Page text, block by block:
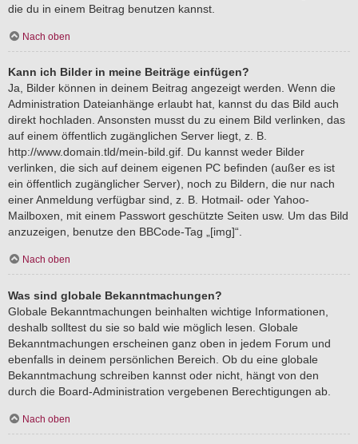
die du in einem Beitrag benutzen kannst.
Nach oben
Kann ich Bilder in meine Beiträge einfügen?
Ja, Bilder können in deinem Beitrag angezeigt werden. Wenn die
Administration Dateianhänge erlaubt hat, kannst du das Bild auch
direkt hochladen. Ansonsten musst du zu einem Bild verlinken, das
auf einem öffentlich zugänglichen Server liegt, z. B.
http://www.domain.tld/mein-bild.gif. Du kannst weder Bilder
verlinken, die sich auf deinem eigenen PC befinden (außer es ist
ein öffentlich zugänglicher Server), noch zu Bildern, die nur nach
einer Anmeldung verfügbar sind, z. B. Hotmail- oder Yahoo-
Mailboxen, mit einem Passwort geschützte Seiten usw. Um das Bild
anzuzeigen, benutze den BBCode-Tag „[img]“.
Nach oben
Was sind globale Bekanntmachungen?
Globale Bekanntmachungen beinhalten wichtige Informationen,
deshalb solltest du sie so bald wie möglich lesen. Globale
Bekanntmachungen erscheinen ganz oben in jedem Forum und
ebenfalls in deinem persönlichen Bereich. Ob du eine globale
Bekanntmachung schreiben kannst oder nicht, hängt von den
durch die Board-Administration vergebenen Berechtigungen ab.
Nach oben